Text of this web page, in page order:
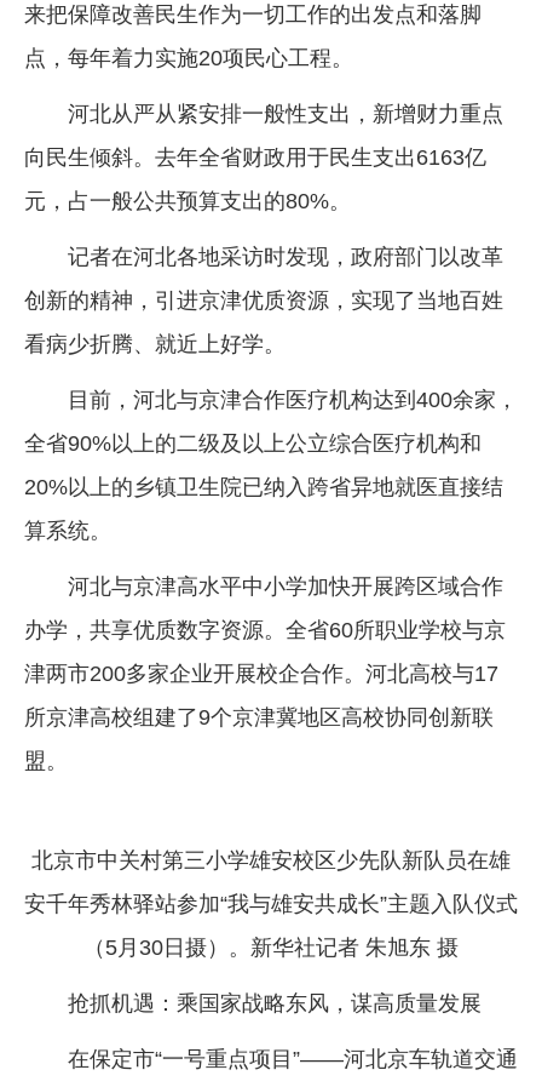
来把保障改善民生作为一切工作的出发点和落脚
点，每年着力实施20项民心工程。
河北从严从紧安排一般性支出，新增财力重点
向民生倾斜。去年全省财政用于民生支出6163亿
元，占一般公共预算支出的80%。
记者在河北各地采访时发现，政府部门以改革
创新的精神，引进京津优质资源，实现了当地百姓
看病少折腾、就近上好学。
目前，河北与京津合作医疗机构达到400余家，
全省90%以上的二级及以上公立综合医疗机构和
20%以上的乡镇卫生院已纳入跨省异地就医直接结
算系统。
河北与京津高水平中小学加快开展跨区域合作
办学，共享优质数字资源。全省60所职业学校与京
津两市200多家企业开展校企合作。河北高校与17
所京津高校组建了9个京津冀地区高校协同创新联
盟。
北京市中关村第三小学雄安校区少先队新队员在雄
安千年秀林驿站参加“我与雄安共成长”主题入队仪式
（5月30日摄）。新华社记者 朱旭东 摄
抢抓机遇：乘国家战略东风，谋高质量发展
在保定市“一号重点项目”——河北京车轨道交通